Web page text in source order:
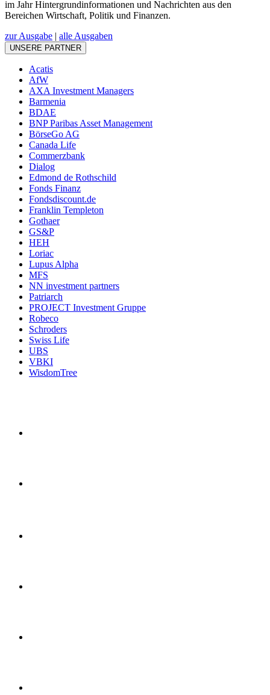
im Jahr Hintergrundinformationen und Nachrichten aus den
Bereichen Wirtschaft, Politik und Finanzen.
zur Ausgabe | alle Ausgaben
UNSERE PARTNER
Acatis
AfW
AXA Investment Managers
Barmenia
BDAE
BNP Paribas Asset Management
BörseGo AG
Canada Life
Commerzbank
Dialog
Edmond de Rothschild
Fonds Finanz
Fondsdiscount.de
Franklin Templeton
Gothaer
GS&P
HEH
Loriac
Lupus Alpha
MFS
NN investment partners
Patriarch
PROJECT Investment Gruppe
Robeco
Schroders
Swiss Life
UBS
VBKI
WisdomTree